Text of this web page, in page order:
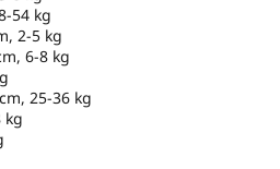
54 kg
2-5 kg
6-8 kg
25-36 kg
kg